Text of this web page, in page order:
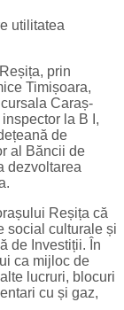
utilitatea
prin
Timișoara,
Caraș-
la B I,
de
al Băncii de
dezvoltarea
Reșița că
social culturale și
de Investiții. În
ca mijloc de
lucruri, blocuri
cu și gaz,